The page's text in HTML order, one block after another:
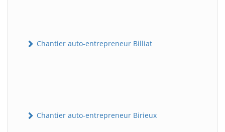
Chantier auto-entrepreneur Billiat
Chantier auto-entrepreneur Birieux